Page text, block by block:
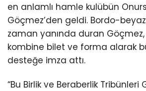
en anlamlı hamle kulübün
Göçmez’den geldi. Bordo-
zaman yanında duran
kombine bilet ve forma alarak
desteğe imza attı.
“Bu Birlik ve Beraberlik Tribünleri